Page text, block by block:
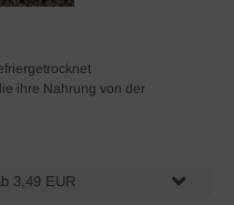
ihre Nahrung von der
3,49 EUR